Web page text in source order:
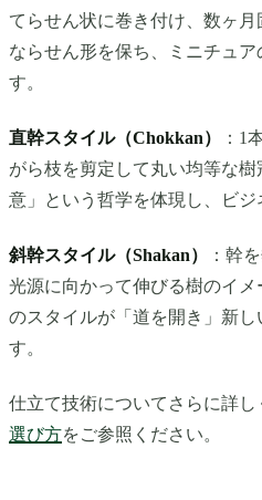
てらせん状に巻き付け、数ヶ
ならせん形を保ち、ミニチュ
す。
直幹スタイル（Chokkan）
：1
がら枝を剪定して丸い均等な
意」という哲学を体現し、ビジ
斜幹スタイル（Shakan）
：幹
光源に向かって伸びる樹のイ
のスタイルが「道を開き」新し
す。
仕立て技術についてさらに詳し
選び方をご参照ください。